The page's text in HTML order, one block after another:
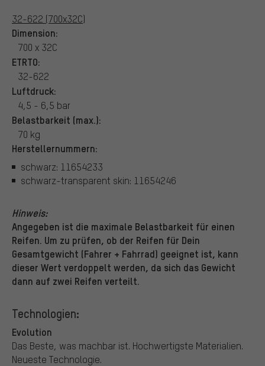
32-622 (700x32C)
Dimension:
700 x 32C
ETRTO:
32-622
Luftdruck:
4,5 - 6,5 bar
Belastbarkeit (max.):
70 kg
Herstellernummern:
schwarz: 11654233
schwarz-transparent skin: 11654246
Hinweis:
Angegeben ist die maximale Belastbarkeit für einen
Reifen. Um zu prüfen, ob der Reifen für Dein
Gesamtgewicht (Fahrer + Fahrrad) geeignet ist, kann
dieser Wert verdoppelt werden, da sich das Gewicht
dann auf zwei Reifen verteilt.
Technologien:
Evolution
Das Beste, was machbar ist. Hochwertigste Materialien.
Neueste Technologie.